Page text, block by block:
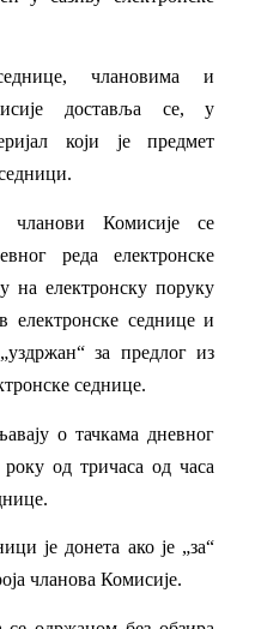
члановима и
доставља се, у
који је предмет
чланови Комисије се
реда електронске
на електронску поруку
електронске седнице и
за предлог из
седнице.
о тачкама дневног
од тричаса од часа
је донета ако је „за“
чланова Комисије.